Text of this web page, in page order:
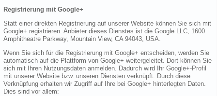
Registrierung mit Google+
Statt einer direkten Registrierung auf unserer Website können Sie sich mit
Google+ registrieren. Anbieter dieses Dienstes ist die Google LLC, 1600
Amphitheatre Parkway, Mountain View, CA 94043, USA.
Wenn Sie sich für die Registrierung mit Google+ entscheiden, werden Sie
automatisch auf die Plattform von Google+ weitergeleitet. Dort können Sie
sich mit Ihren Nutzungsdaten anmelden. Dadurch wird Ihr Google+-Profil
mit unserer Website bzw. unseren Diensten verknüpft. Durch diese
Verknüpfung erhalten wir Zugriff auf Ihre bei Google+ hinterlegten Daten.
Dies sind vor allem: